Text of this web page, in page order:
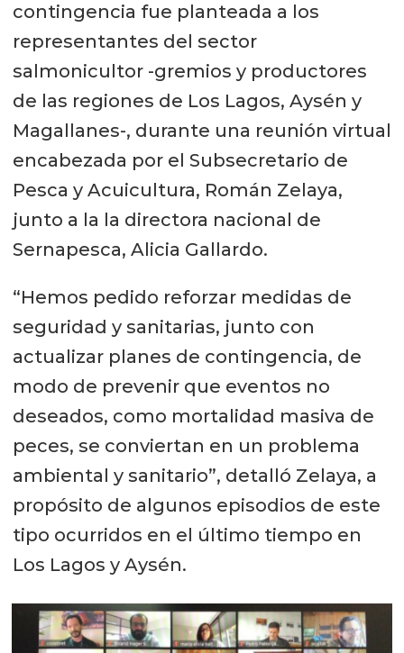
contingencia fue planteada a los
representantes del sector
salmonicultor -gremios y productores
de las regiones de Los Lagos, Aysén y
Magallanes-, durante una reunión virtual
encabezada por el Subsecretario de
Pesca y Acuicultura, Román Zelaya,
junto a la la directora nacional de
Sernapesca, Alicia Gallardo.
“Hemos pedido reforzar medidas de
seguridad y sanitarias, junto con
actualizar planes de contingencia, de
modo de prevenir que eventos no
deseados, como mortalidad masiva de
peces, se conviertan en un problema
ambiental y sanitario”, detalló Zelaya, a
propósito de algunos episodios de este
tipo ocurridos en el último tiempo en
Los Lagos y Aysén.